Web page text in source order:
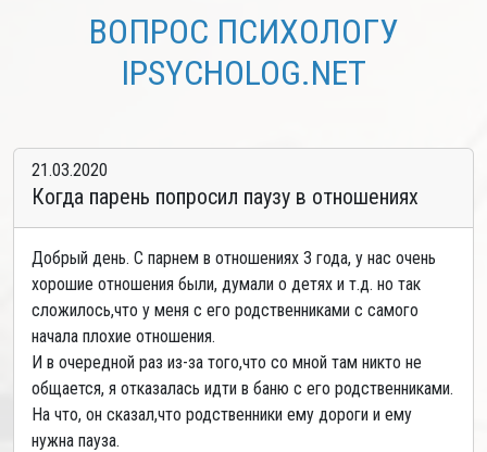
ВОПРОС ПСИХОЛОГУ
IPSYCHOLOG.NET
21.03.2020
Когда парень попросил паузу в отношениях
Добрый день. С парнем в отношениях 3 года, у нас очень
хорошие отношения были, думали о детях и т.д. но так
сложилось,что у меня с его родственниками с самого
начала плохие отношения.
И в очередной раз из-за того,что со мной там никто не
общается, я отказалась идти в баню с его родственниками.
На что, он сказал,что родственники ему дороги и ему
нужна пауза.